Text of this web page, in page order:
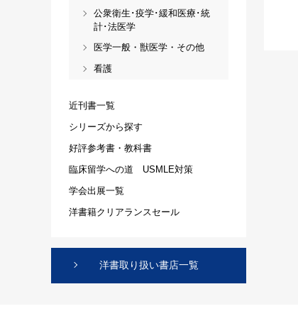
公衆衛生･疫学･緩和医療･統
計･法医学
医学一般・獣医学・その他
看護
近刊書一覧
シリーズから探す
好評参考書・教科書
臨床留学への道 USMLE対策
学会出展一覧
洋書籍クリアランスセール
洋書取り扱い書店一覧